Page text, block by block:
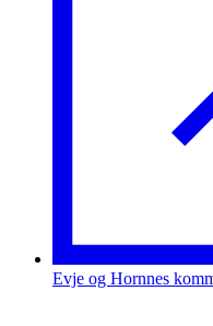
Evje og Hornnes